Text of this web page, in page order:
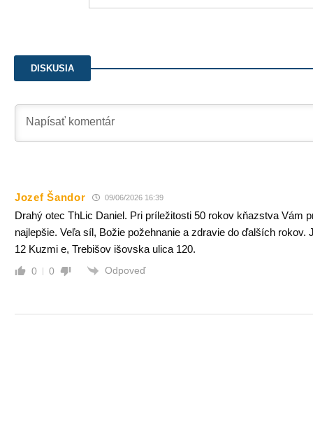
DISKUSIA
Jozef Šandor 09/06/2026 16:39
Drahý otec ThLic Daniel. Pri príležitosti 50 rokov kňazstva Vám
najlepšie. Veľa síl, Božie požehnanie a zdravie do ďalších rokov.
12 Kuzmi e, Trebišov išovska ulica 120.
0 0 Odpoveď